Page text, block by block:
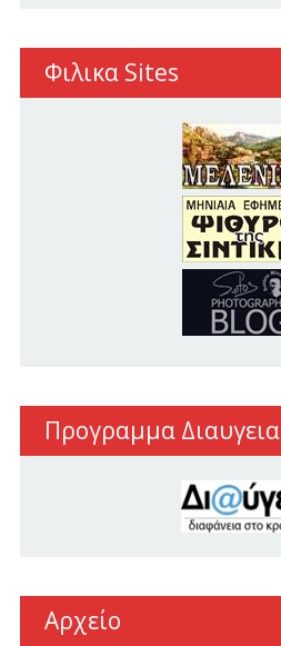
Φιλικα Sites
Προγραμμα Διαυγεια
Αρχείο